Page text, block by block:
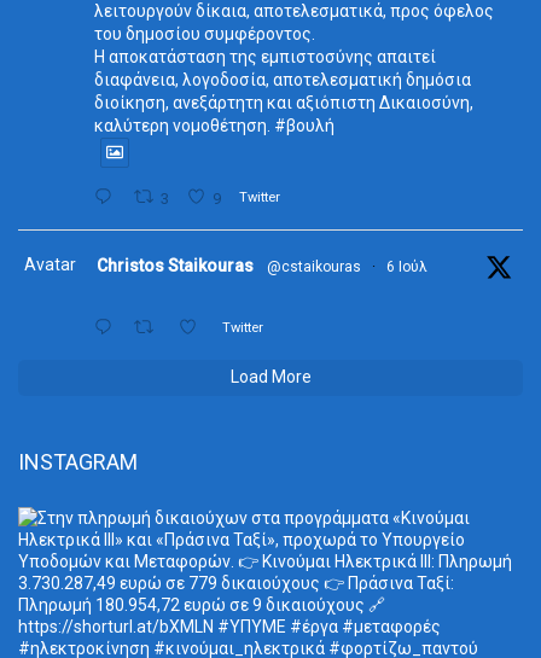
λειτουργούν δίκαια, αποτελεσματικά, προς όφελος
του δημοσίου συμφέροντος.
Η αποκατάσταση της εμπιστοσύνης απαιτεί
διαφάνεια, λογοδοσία, αποτελεσματική δημόσια
διοίκηση, ανεξάρτητη και αξιόπιστη Δικαιοσύνη,
καλύτερη νομοθέτηση. #βουλή
3 9 Twitter
Avatar Christos Staikouras @cstaikouras · 6 Ιούλ
Twitter
Load More
INSTAGRAM